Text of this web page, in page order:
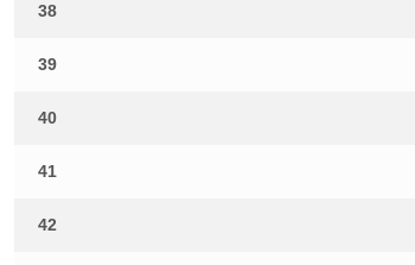
38
39
40
41
42